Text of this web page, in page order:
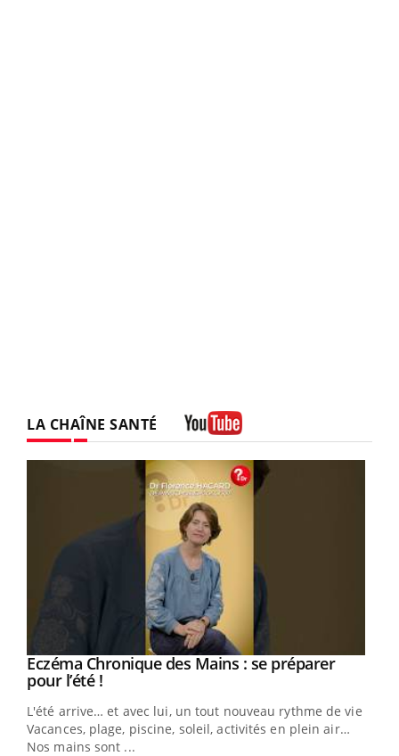
LA CHAÎNE SANTÉ
Youtube
Eczéma Chronique des Mains : se préparer
pour l’été !Youtube
L'été arrive… et avec lui, un tout nouveau rythme de vie !
Vacances, plage, piscine, soleil, activités en plein air…
Nos mains sont ...